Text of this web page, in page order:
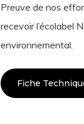
Preuve de nos
recevoir l’écolabel
environnemental.
Fiche